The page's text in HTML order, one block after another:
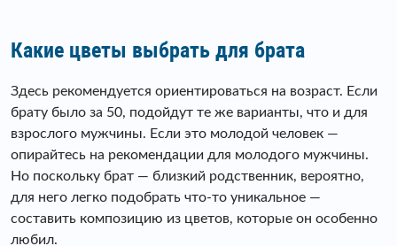
Какие цветы выбрать для брата
Здесь рекомендуется ориентироваться на возраст. Если
брату было за 50, подойдут те же варианты, что и для
взрослого мужчины. Если это молодой человек —
опирайтесь на рекомендации для молодого мужчины.
Но поскольку брат — близкий родственник, вероятно,
для него легко подобрать что-то уникальное —
составить композицию из цветов, которые он особенно
любил.